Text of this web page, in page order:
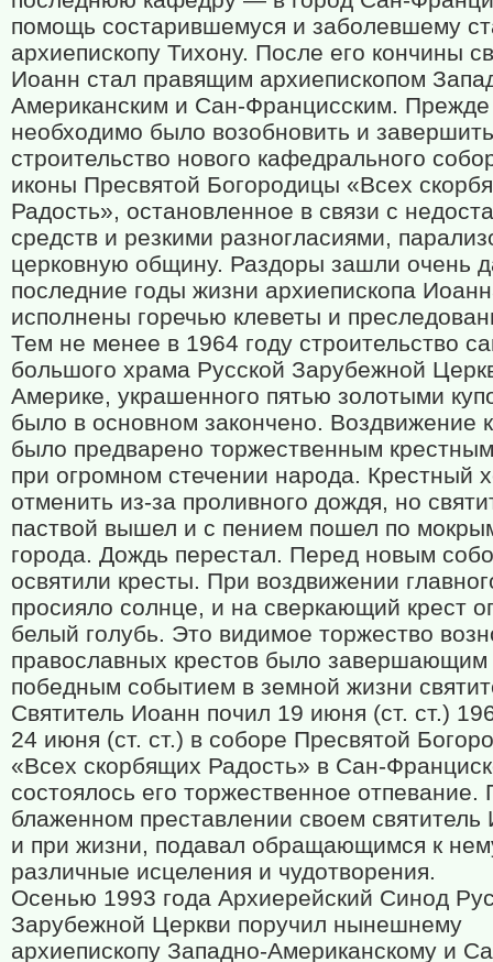
помощь состарившемуся и заболевшему
архиепископу Тихону. После его кончины
Иоанн стал правящим архиепископом
Американским и Сан-Францисским. Прежде
необходимо было возобновить и завершить
строительство нового кафедрального
иконы Пресвятой Богородицы «Всех
Радость», остановленное в связи с
средств и резкими разногласиями,
церковную общину. Раздоры зашли очень
последние годы жизни архиепископа
исполнены горечью клеветы и
Тем не менее в 1964 году строительство
большого храма Русской Зарубежной
Америке, украшенного пятью золотыми
было в основном закончено. Воздвижение
было предварено торжественным
при огромном стечении народа. Крестный
отменить из-за проливного дождя, но
паствой вышел и с пением пошел по
города. Дождь перестал. Перед новым
освятили кресты. При воздвижении
просияло солнце, и на сверкающий крест
белый голубь. Это видимое торжество
православных крестов было завершающим
победным событием в земной жизни
Святитель Иоанн почил 19 июня (ст. ст.)
24 июня (ст. ст.) в соборе Пресвятой
«Всех скорбящих Радость» в Сан-
состоялось его торжественное отпевание.
блаженном преставлении своем святитель
и при жизни, подавал обращающимся к
различные исцеления и чудотворения.
Осенью 1993 года Архиерейский Синод
Зарубежной Церкви поручил нынешнему
архиепископу Западно-Американскому и